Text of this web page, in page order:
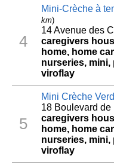
4
Mini-Crèche à
km)
14 Avenue des
caregivers
home, home
nurseries, mini,
viroflay
5
Mini Crèche
18 Boulevard
caregivers
home, home
nurseries, mini,
viroflay